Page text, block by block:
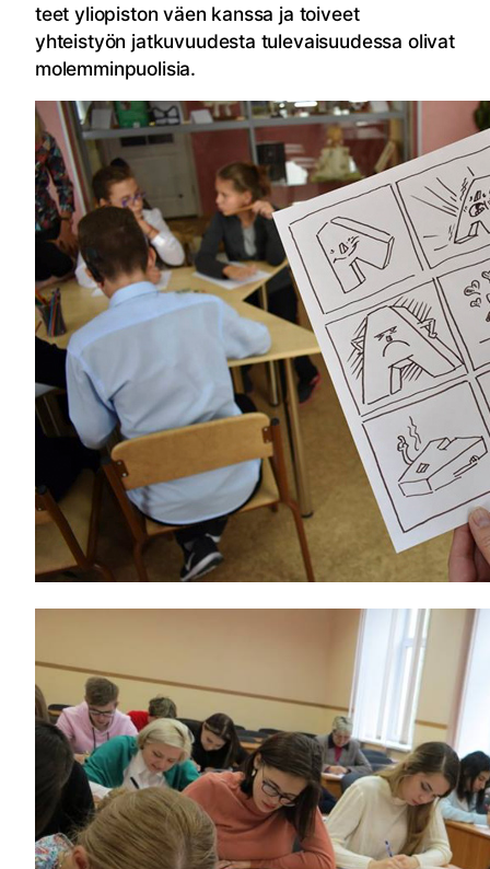
teet yliopiston väen kanssa ja toiveet
yhteistyön jatkuvuudesta tulevaisuudessa olivat
molemminpuolisia.